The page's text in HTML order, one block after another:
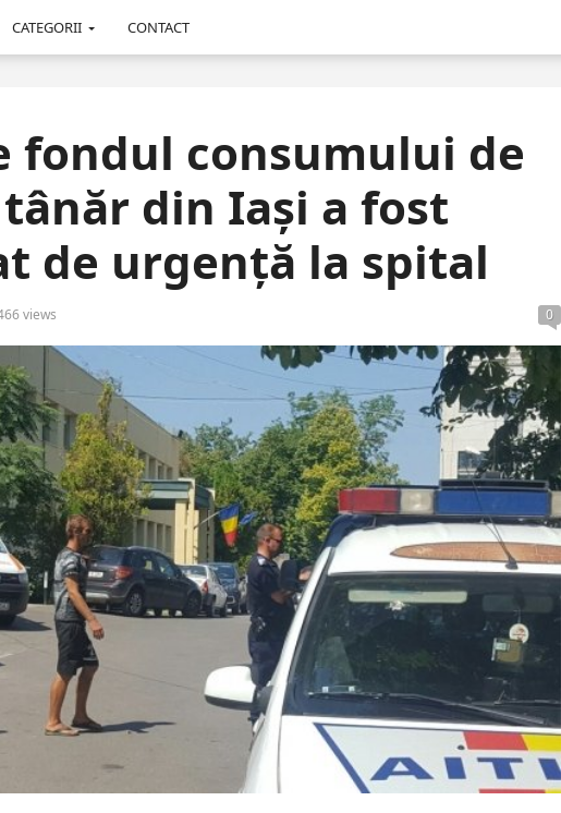
CATEGORII CONTACT
fondul consumului de
din Iași a fost
de urgență la spital
views 0